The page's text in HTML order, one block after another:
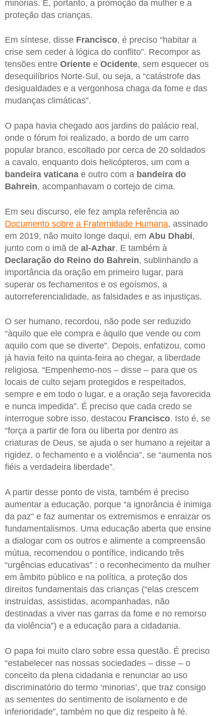
minorias. E, portanto, a promoção da mulher e a
proteção das crianças.
Em síntese, disse Francisco, é preciso “habitar a
crise sem ceder à lógica do conflito”. Recompor as
tensões entre Oriente e Ocidente, sem esquecer os
desequilíbrios Norte-Sul, ou seja, a “catástrofe das
desigualdades e a vergonhosa chaga da fome e das
mudanças climáticas”.
O papa havia chegado aos jardins do palácio real,
onde o fórum foi realizado, a bordo de um carro
popular branco, escoltado por cerca de 20 soldados
a cavalo, enquanto dois helicópteros, um com a
bandeira vaticana e outro com a bandeira do
Bahrein, acompanhavam o cortejo de cima.
Em seu discurso, ele fez ampla referência ao
Documento sobre a Fraternidade Humana, assinado
em 2019, não muito longe daqui, em Abu Dhabi,
junto com o imã de al-Azhar. E também à
Declaração do Reino do Bahrein, sublinhando a
importância da oração em primeiro lugar, para
superar os fechamentos e os egoísmos, a
autorreferencialidade, as falsidades e as injustiças.
O ser humano, recordou, não pode ser reduzido
“àquilo que ele compra e àquilo que vende ou com
aquilo com que se diverte”. Depois, enfatizou, como
já havia feito na quinta-feira ao chegar, a liberdade
religiosa. “Empenhemo-nos – disse – para que os
locais de culto sejam protegidos e respeitados,
sempre e em todo o lugar, e a oração seja favorecida
e nunca impedida”. É preciso que cada credo se
interrogue sobre isso, destacou Francisco. Isto é, se
“força a partir de fora ou liberta por dentro as
criaturas de Deus, se ajuda o ser humano a rejeitar a
rigidez, o fechamento e a violência”, se “aumenta nos
fiéis a verdadeira liberdade”.
A partir desse ponto de vista, também é preciso
aumentar a educação, porque “a ignorância é inimiga
da paz” e faz aumentar os extremismos e enraizar os
fundamentalismos. Uma educação aberta que ensine
a dialogar com os outros e alimente a compreensão
mútua, recomendou o pontífice, indicando três
“urgências educativas” : o reconhecimento da mulher
em âmbito público e na política, a proteção dos
direitos fundamentais das crianças (“elas crescem
instruídas, assistidas, acompanhadas, não
destinadas a viver nas garras da fome e no remorso
da violência”) e a educação para a cidadania.
O papa foi muito claro sobre essa questão. É preciso
“estabelecer nas nossas sociedades – disse – o
conceito da plena cidadania e renunciar ao uso
discriminatório do termo ‘minorias’, que traz consigo
as sementes do sentimento de isolamento e de
inferioridade”, também no que diz respeito à fé.